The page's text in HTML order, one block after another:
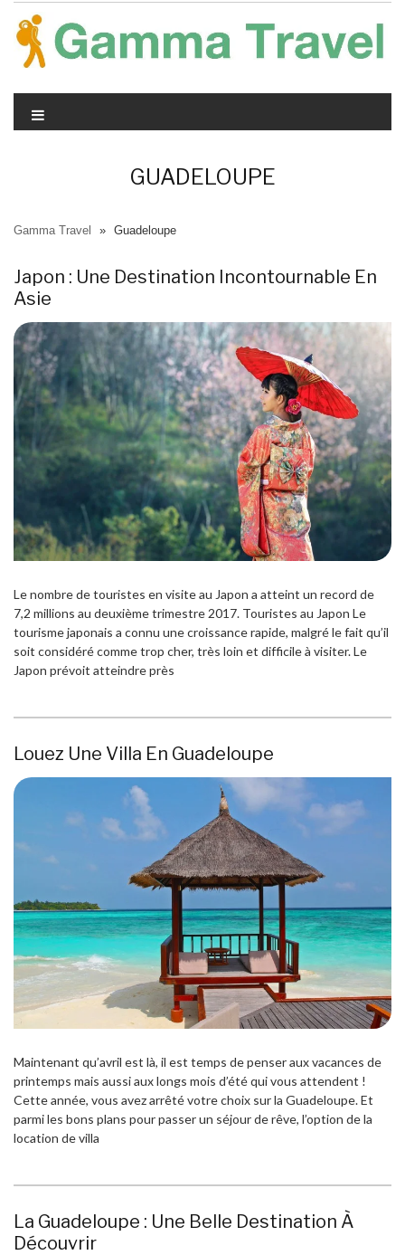
content
GUADELOUPE
Gamma Travel » Guadeloupe
Japon : Une Destination Incontournable En
Asie
Le nombre de touristes en visite au Japon a atteint un record de
7,2 millions au deuxième trimestre 2017. Touristes au Japon Le
tourisme japonais a connu une croissance rapide, malgré le fait qu’il
soit considéré comme trop cher, très loin et difficile à visiter. Le
Japon prévoit atteindre près
Louez Une Villa En Guadeloupe
Maintenant qu’avril est là, il est temps de penser aux vacances de
printemps mais aussi aux longs mois d’été qui vous attendent !
Cette année, vous avez arrêté votre choix sur la Guadeloupe. Et
parmi les bons plans pour passer un séjour de rêve, l’option de la
location de villa
La Guadeloupe : Une Belle Destination À
Découvrir